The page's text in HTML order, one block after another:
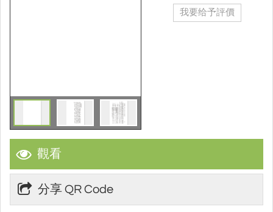
觀看
分享 QR Code
我要给予評價